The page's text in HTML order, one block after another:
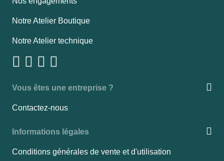
Notre Atelier Boutique
Notre Atelier technique
Vous êtes une entreprise ?
Contactez-nous
Informations légales
Conditions générales de vente et d'utilisation